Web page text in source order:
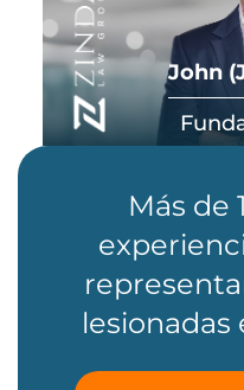
John
Más de
lesionadas